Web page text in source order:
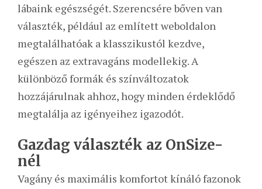
lábaink egészségét. Szerencsére bőven van
választék, például az említett weboldalon
megtalálhatóak a klasszikustól kezdve,
egészen az extravagáns modellekig. A
különböző formák és színváltozatok
hozzájárulnak ahhoz, hogy minden érdeklődő
megtalálja az igényeihez igazodót.
Gazdag választék az OnSize-
nél
Vagány és maximális komfortot kínáló fazonok